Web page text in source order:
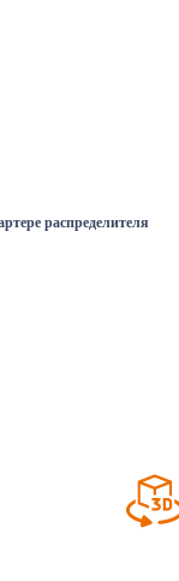
распределителя